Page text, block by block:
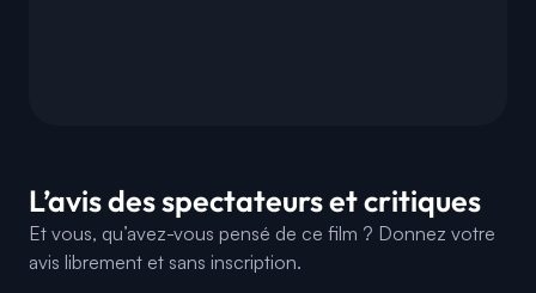
L’avis des spectateurs et critiques
Et vous, qu’avez-vous pensé de ce film ? Donnez votre
avis librement et sans inscription.